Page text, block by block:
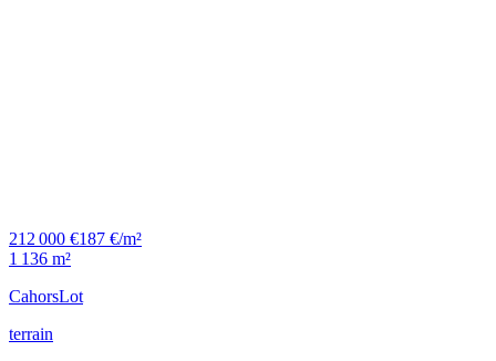
212 000 €187 €/m²
1 136 m²
CahorsLot
terrain